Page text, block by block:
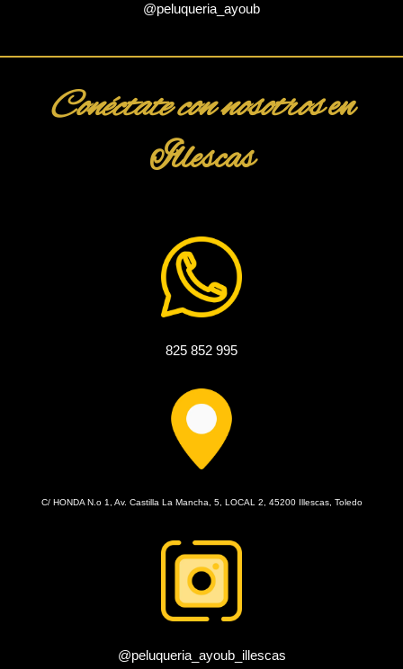
@peluqueria_ayoub
Conéctate con nosotrosen
Illescas
825 852 995
C/ HONDA N.o 1, Av. Castilla La Mancha, 5, LOCAL 2, 45200 Illescas, Toledo
@peluqueria_ayoub_illescas